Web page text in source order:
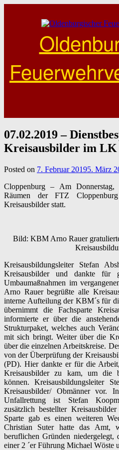
07.02.2019 –
Kreisausbilder im LK
Posted on 7. Februar 20195. März
Cloppenburg – Am
Räumen der FTZ
Kreisausbilder statt.
Bild: KBM Arno Rauer
Kreisausbildungsleiter Stefan
Kreisausbilder und dankte für
Umbaumaßnahmen im
Arno Rauer begrüßte alle
interne Aufteilung der KBM´s für
übernimmt die Fachsparte
informierte er über die
Strukturpaket, welches auch
mit sich bringt. Weiter über die
über die einzelnen Arbeitskreise.
von der Überprüfung der
(PD). Hier dankte er für die
Kreisausbilder zu kam, um die
können. Kreisausbildungsleiter
Kreisausbilder/ Obmänner vor.
Unfallrettung ist Stefan
zusätzlich bestellter
Sparte gab es einen weiteren
Christian Suter hatte das Amt,
beruflichen Gründen niedergelegt,
einer 2 ´er Führung Michael Wöste